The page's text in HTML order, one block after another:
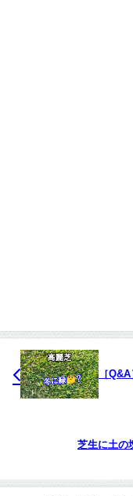
［
芝生に土の